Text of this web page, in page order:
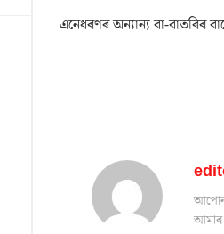
এনেধৰণৰ অন্যান্য বা-
আমাৰ